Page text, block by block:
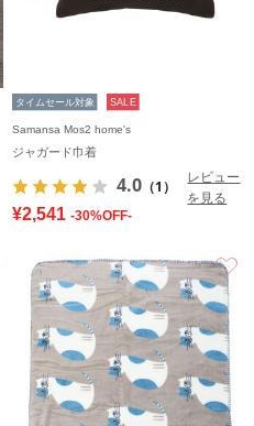
タイムセール対象 SALE
Samansa Mos2 home's
ジャガード巾着
4.0 （1）
レビュー
を見る
¥2,541 -30%OFF-